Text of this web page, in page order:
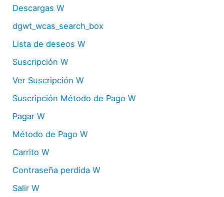
Descargas W
dgwt_wcas_search_box
Lista de deseos W
Suscripción W
Ver Suscripción W
Suscripción Método de Pago W
Pagar W
Método de Pago W
Carrito W
Contraseña perdida W
Salir W